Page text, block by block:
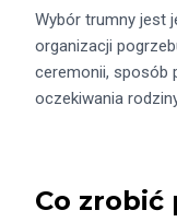
Wybór trumny jest
organizacji
ceremonii, sposób
oczekiwania
Co